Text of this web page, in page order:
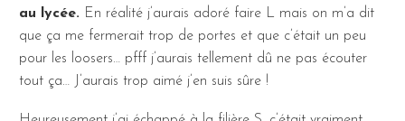
au lycée. En réalité j’aurais adoré faire L mais on m’a dit
que ça me fermerait trop de portes et que c’était un peu
pour les loosers… pfff j’aurais tellement dû ne pas écouter
tout ça… J’aurais trop aimé j’en suis sûre !